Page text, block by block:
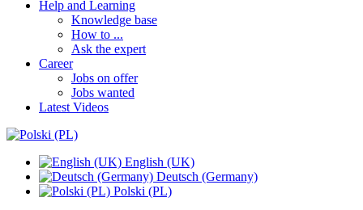
Help and Learning
Knowledge base
How to ...
Ask the expert
Career
Jobs on offer
Jobs wanted
Latest Videos
English (UK)
Deutsch (Germany)
Polski (PL)